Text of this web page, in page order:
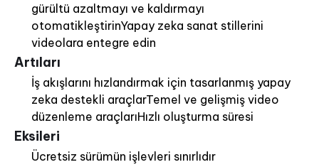
gürültü azaltmayı ve kaldırmayı
otomatikleştirinYapay zeka sanat stillerini
videolara entegre edin
Artıları
İş akışlarını hızlandırmak için tasarlanmış yapay
zeka destekli araçlarTemel ve gelişmiş video
düzenleme araçlarıHızlı oluşturma süresi
Eksileri
Ücretsiz sürümün işlevleri sınırlıdır